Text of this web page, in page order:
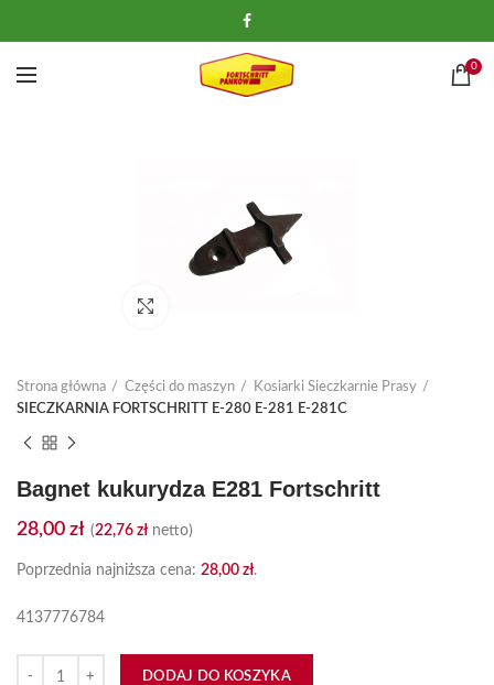
0
Strona główna Części do maszyn
Kosiarki Sieczkarnie Prasy
SIECZKARNIA FORTSCHRITT E-280 E-281 E-281C
Bagnet kukurydza E281 Fortschritt
28,00 zł (22,76 złnetto)
Poprzednia najniższa cena: 28,00 zł.
4137776784
DODAJ DO KOSZYKA